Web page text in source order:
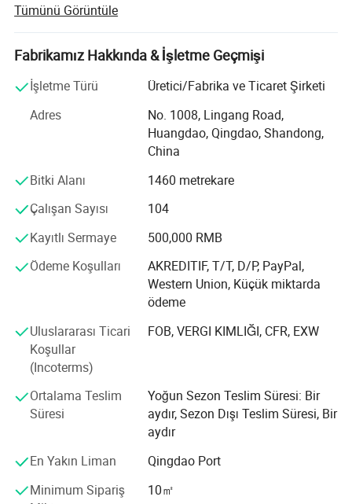
Pencereleri eğin ve döndürün:
20 yılı aşkın deneyime sahip Yapısal cam cephe üreticisi,
Qingdao Rocky Industry Co., Ltd, dünya genelinde yüksek
kaliteli cam ray, alüminyum pencere ve kapı, Çin'de cam
perdeli duvar gibi önde gelen üreticilerden biri olarak ev
tarafından tanınmaktadır. Müşterilerimiz 100'den fazla
ülkeden geliyor. Ve bazıları Avrupa, ABD ve Kanada'dan en
iyi şekilde tanımış şirketlerdir.
Sürekli olarak ürün tasarımı ve geliştirmenin ön planında
yer almak için çaba göstersek de bizi kalabalıktan ayıran
olan bağlılığımdır.
Ürün kalitesi ve müşteri hizmetleri ile ilgileniyoruz, böylece
ürünlerimizin çağdaş bina standartlarına uygun olmasını
sağlıyoruz. Kalite yönetim sistemimiz GB/T 19001-2000
ile uyumlu olup CE, AAMA, BSCI, RoSH ve REACH'e
sahibiz...
Dürüstlük, ekip çalışması ve yenilik ilkeleri işimizin her
unsuru için işimize kazınmıştır.
Tümünü Görüntüle
Fabrikamız Hakkında & İşletme Geçmişi
İşletme Türü
Üretici/Fabrika ve Ticaret Şirketi
Adres
No. 1008, Lingang Road,
Huangdao, Qingdao, Shandong,
China
Bitki Alanı
1460 metrekare
Çalışan Sayısı
104
Kayıtlı Sermaye
500,000 RMB
Ödeme Koşulları
AKREDITIF, T/T, D/P, PayPal,
Western Union, Küçük miktarda
ödeme
Uluslararası Ticari
Koşullar
(Incoterms)
FOB, VERGI KIMLIĞI, CFR, EXW
Ortalama Teslim
Süresi
Yoğun Sezon Teslim Süresi: Bir
aydır, Sezon Dışı Teslim Süresi, Bir
aydır
En Yakın Liman
Qingdao Port
Minimum Sipariş
10㎡